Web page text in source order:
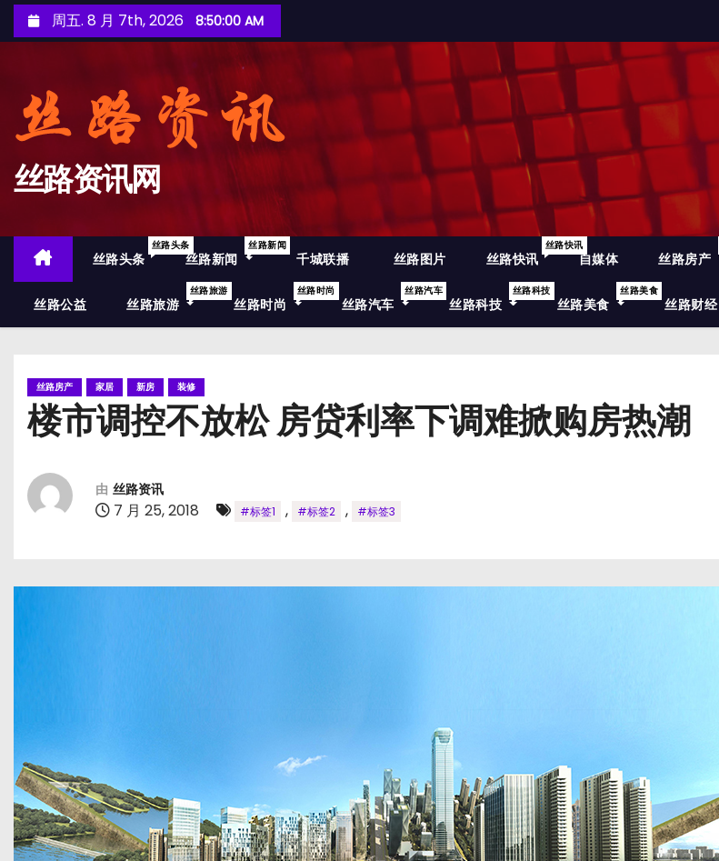
至
周五. 8 月 7th, 2026 8:50:01 AM
丝路资讯网
丝路头条
丝路头条
丝路新闻
丝路新闻
千城联播 丝路图片 丝路快讯
丝路快讯
自媒体 丝路房产
丝路公益 丝路旅游
丝路旅游
丝路时尚
丝路时尚
丝路汽车
丝路汽车
丝路科技
丝路科技
丝路美食
丝路美食
丝路财经
丝路房产 家居 新房 装修
楼市调控不放松 房贷利率下调难掀购房热潮
由 丝路资讯
7 月 25, 2018 #标签1 , #标签2 , #标签3